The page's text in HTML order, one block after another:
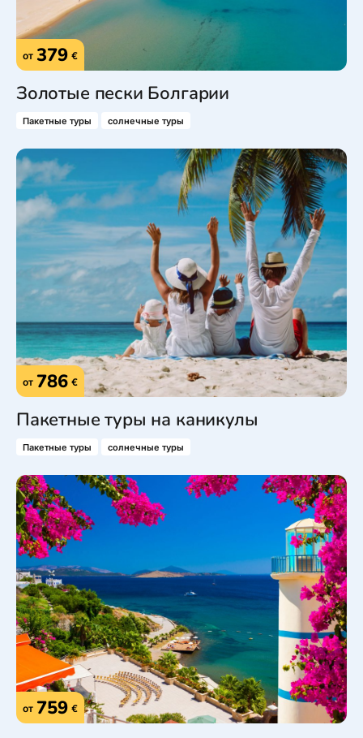
от 379 €
Золотые пески Болгарии
Пакетные туры солнечные туры
от 786 €
Пакетные туры на каникулы
Пакетные туры солнечные туры
от 759 €